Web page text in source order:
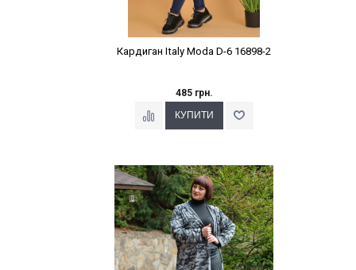
Кардиган Italy Moda D-6 16898-2
485 грн.
Наклейки Варіант з %